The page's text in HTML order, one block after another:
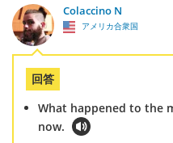
Colaccino N
アメリカ合衆国
回答
What happened to the
now.